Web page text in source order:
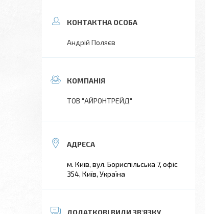
Андрій Поляєв
ТОВ "АЙРОНТРЕЙД"
м. Київ, вул. Бориспільська 7, офіс
354, Київ, Україна